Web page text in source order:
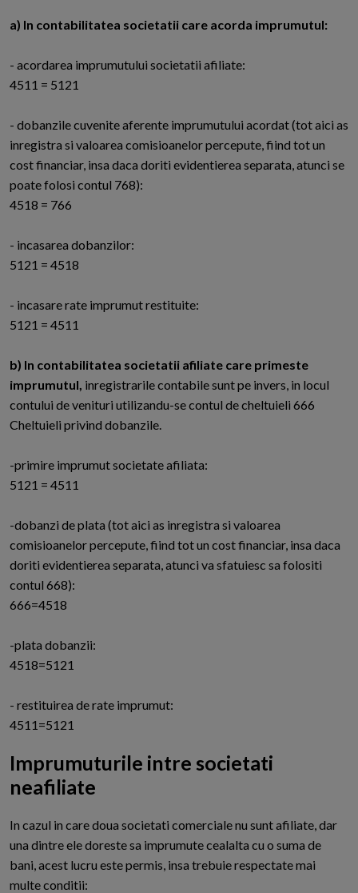
a) In contabilitatea societatii care acorda imprumutul:
- acordarea imprumutului societatii afiliate:
4511 = 5121
- dobanzile cuvenite aferente imprumutului acordat (tot aici as
inregistra si valoarea comisioanelor percepute, fiind tot un
cost financiar, insa daca doriti evidentierea separata, atunci se
poate folosi contul 768):
4518 = 766
- incasarea dobanzilor:
5121 = 4518
- incasare rate imprumut restituite:
5121 = 4511
b) In contabilitatea societatii afiliate care primeste
imprumutul, inregistrarile contabile sunt pe invers, in locul
contului de venituri utilizandu-se contul de cheltuieli 666
Cheltuieli privind dobanzile.
-primire imprumut societate afiliata:
5121 = 4511
-dobanzi de plata (tot aici as inregistra si valoarea
comisioanelor percepute, fiind tot un cost financiar, insa daca
doriti evidentierea separata, atunci va sfatuiesc sa folositi
contul 668):
666=4518
-plata dobanzii:
4518=5121
- restituirea de rate imprumut:
4511=5121
Imprumuturile intre societati
neafiliate
In cazul in care doua societati comerciale nu sunt afiliate, dar
una dintre ele doreste sa imprumute cealalta cu o suma de
bani, acest lucru este permis, insa trebuie respectate mai
multe conditii: